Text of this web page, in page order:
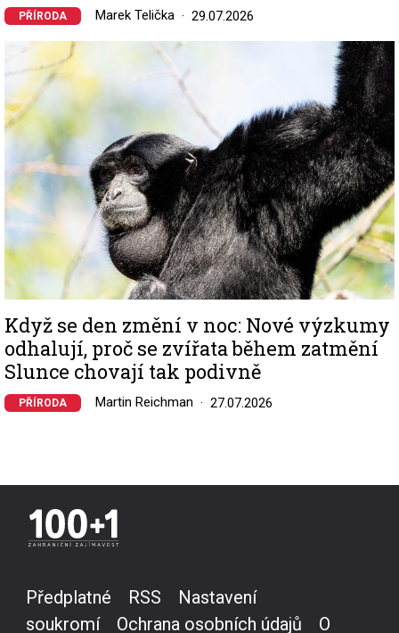
PŘÍRODA Marek Telička 29.07.2026
Image
Když se den změní v noc: Nové výzkumy
odhalují, proč se zvířata během zatmění
Slunce chovají tak podivně
PŘÍRODA Martin Reichman 27.07.2026
Předplatné RSS
Nastavení
soukromí
Ochrana osobních údajů O